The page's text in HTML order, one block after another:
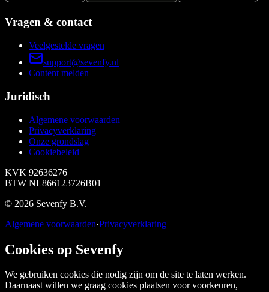
Vragen & contact
Veelgestelde vragen
support@sevenfy.nl
Content melden
Juridisch
Algemene voorwaarden
Privacyverklaring
Onze grondslag
Cookiebeleid
KVK 92636276
BTW NL866123726B01
© 2026 Sevenfy B.V.
Algemene voorwaarden·Privacyverklaring
Cookies op Sevenfy
We gebruiken cookies die nodig zijn om de site te laten werken.
Daarnaast willen we graag cookies plaatsen voor voorkeuren,